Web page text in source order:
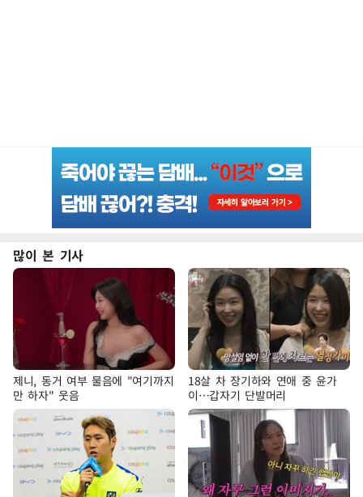
많이 본 기사
제니, 동거 여부 물음에 "여기까지
만 하자" 웃음
18살 차 장기하와 연애 중 윤가
이…갑자기 단발머리